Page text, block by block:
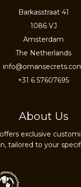
Barkasstraat 41
1086 VJ
Amsterdam
The Netherlands
+31 6 57607695
About Us
exclusive
tailored to your